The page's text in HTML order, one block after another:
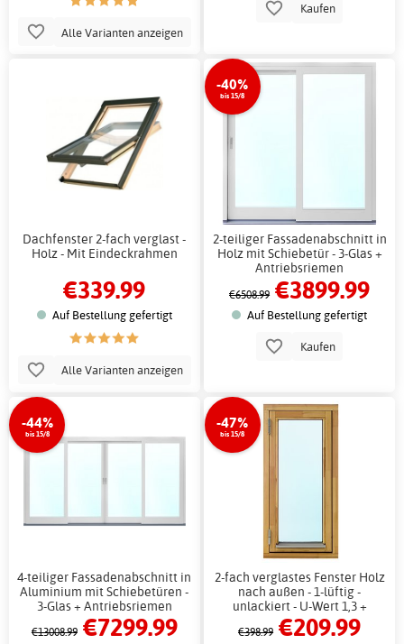
Alle Varianten anzeigen
Kaufen
Dachfenster 2-fach verglast -
Holz - Mit Eindeckrahmen
€339.99
Auf Bestellung gefertigt
Alle Varianten anzeigen
-40%
bis 15/8
2-teiliger Fassadenabschnitt in
Holz mit Schiebetür - 3-Glas +
Antriebsriemen
€6508.99 €3899.99
Auf Bestellung gefertigt
Kaufen
-44%
bis 15/8
4-teiliger Fassadenabschnitt in
Aluminium mit Schiebetüren -
3-Glas + Antriebsriemen
€13008.99 €7299.99
-47%
bis 15/8
2-fach verglastes Fenster Holz
nach außen - 1-lüftig -
unlackiert - U-Wert 1,3 +
Antriebsriemen
€398.99 €209.99